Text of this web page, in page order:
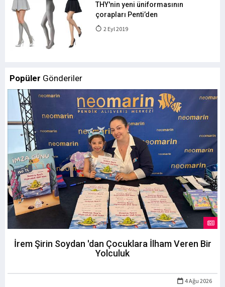
THY'nin yeni üniformasının
çorapları Penti’den
2 Eyl 2019
Popüler Gönderiler
İrem Şirin Soydan 'dan Çocuklara İlham Veren Bir
Yolculuk
4 Ağu 2026